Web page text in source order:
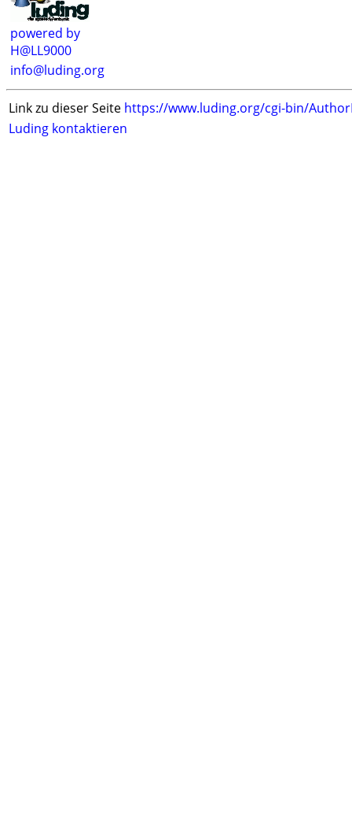
powered by
H@LL9000
info@luding.org
Link zu dieser Seite https://www.luding.org/cgi-bin/
Luding kontaktieren